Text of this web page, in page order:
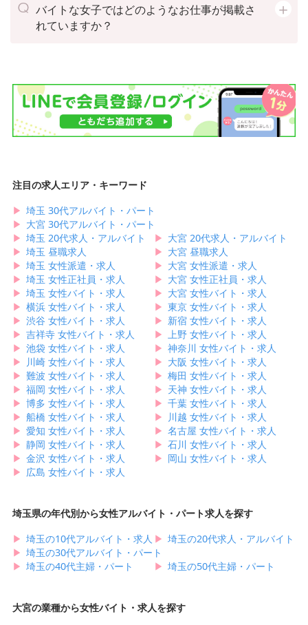
バイトな女子ではどのようなお仕事が掲載さ
れていますか？
注目の求人エリア・キーワード
▶︎ 埼玉 30代アルバイト・パート
▶︎ 大宮 30代アルバイト・パート
▶︎ 埼玉 20代求人・アルバイト ▶︎ 大宮 20代求人・アルバイト
▶︎ 埼玉 昼職求人 ▶︎ 大宮 昼職求人
▶︎ 埼玉 女性派遣・求人 ▶︎ 大宮 女性派遣・求人
▶︎ 埼玉 女性正社員・求人 ▶︎ 大宮 女性正社員・求人
▶︎ 埼玉 女性バイト・求人 ▶︎ 大宮 女性バイト・求人
▶︎ 横浜 女性バイト・求人 ▶︎ 東京 女性バイト・求人
▶︎ 渋谷 女性バイト・求人 ▶︎ 新宿 女性バイト・求人
▶︎ 吉祥寺 女性バイト・求人 ▶︎ 上野 女性バイト・求人
▶︎ 池袋 女性バイト・求人 ▶︎ 神奈川 女性バイト・求人
▶︎ 川崎 女性バイト・求人 ▶︎ 大阪 女性バイト・求人
▶︎ 難波 女性バイト・求人 ▶︎ 梅田 女性バイト・求人
▶︎ 福岡 女性バイト・求人 ▶︎ 天神 女性バイト・求人
▶︎ 博多 女性バイト・求人 ▶︎ 千葉 女性バイト・求人
▶︎ 船橋 女性バイト・求人 ▶︎ 川越 女性バイト・求人
▶︎ 愛知 女性バイト・求人 ▶︎ 名古屋 女性バイト・求人
▶︎ 静岡 女性バイト・求人 ▶︎ 石川 女性バイト・求人
▶︎ 金沢 女性バイト・求人 ▶︎ 岡山 女性バイト・求人
▶︎ 広島 女性バイト・求人
埼玉県の年代別から女性アルバイト・パート求人を探す
▶︎ 埼玉の10代アルバイト・求人 ▶︎ 埼玉の20代求人・アルバイト
▶︎ 埼玉の30代アルバイト・パート
▶︎ 埼玉の40代主婦・パート ▶︎ 埼玉の50代主婦・パート
大宮の業種から女性バイト・求人を探す